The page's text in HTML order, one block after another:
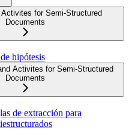
Activites for Semi-Structured
Documents
hipótesis
Activites for Semi-Structured
Documents
de extracción para